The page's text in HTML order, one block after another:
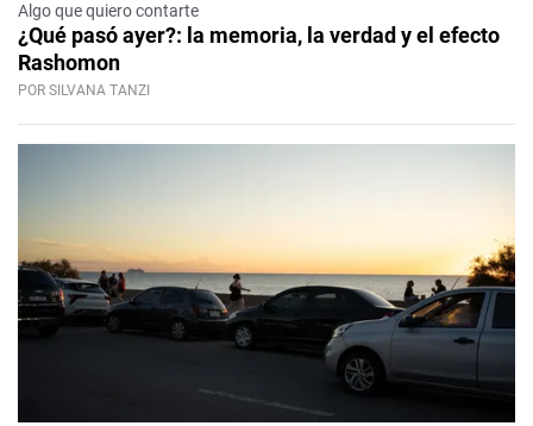
Algo que quiero contarte
¿Qué pasó ayer?: la memoria, la verdad y el efecto
Rashomon
POR SILVANA TANZI